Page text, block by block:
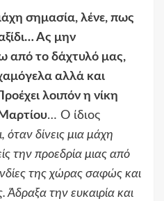
σημασία, λένε, πως
Ας μην
από το δάχτυλό μας,
αλλά και
λοιπόν η νίκη
… Ο ίδιος
όταν δίνεις μια μάχη
την προεδρία μιας από
της χώρας σαφώς και
Άδραξα την ευκαιρία και